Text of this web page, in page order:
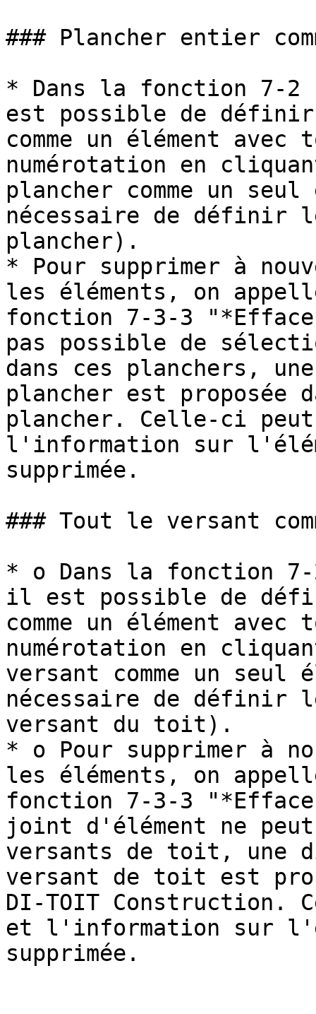
### Plancher entier
* Dans la fonction 7-
est possible de définir
comme un élément
numérotation en
plancher comme un
nécessaire de
plancher).
* Pour supprimer à
les éléments, on
fonction 7-3-3
pas possible de
dans ces planchers,
plancher est proposée
plancher. Celle-ci
l'information sur
supprimée.
### Tout le versant
* o Dans la fonction
il est possible de
comme un élément
numérotation en
versant comme un
nécessaire de définir
versant du toit).
* o Pour supprimer à
les éléments, on
fonction 7-3-3
joint d'élément ne
versants de toit, une
versant de toit est
DI-TOIT Construction.
et l'information sur
supprimée.